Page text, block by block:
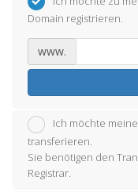
Domain registrieren.
www.
Ich möchte
transferieren.
Sie benötigen den
Registrar.